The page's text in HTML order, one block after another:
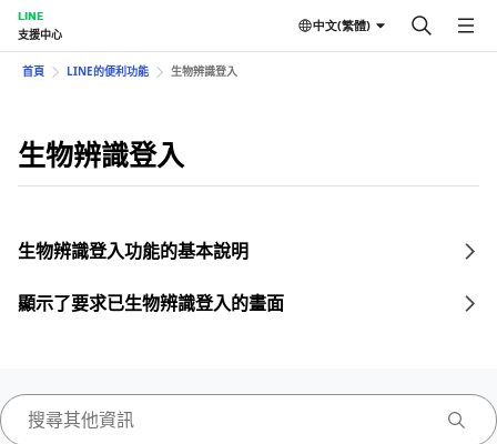
LINE
支援中心
中文(繁體)
首頁 LINE的便利功能 生物辨識登入
生物辨識登入
生物辨識登入功能的基本說明
顯示了要求已生物辨識登入的畫面